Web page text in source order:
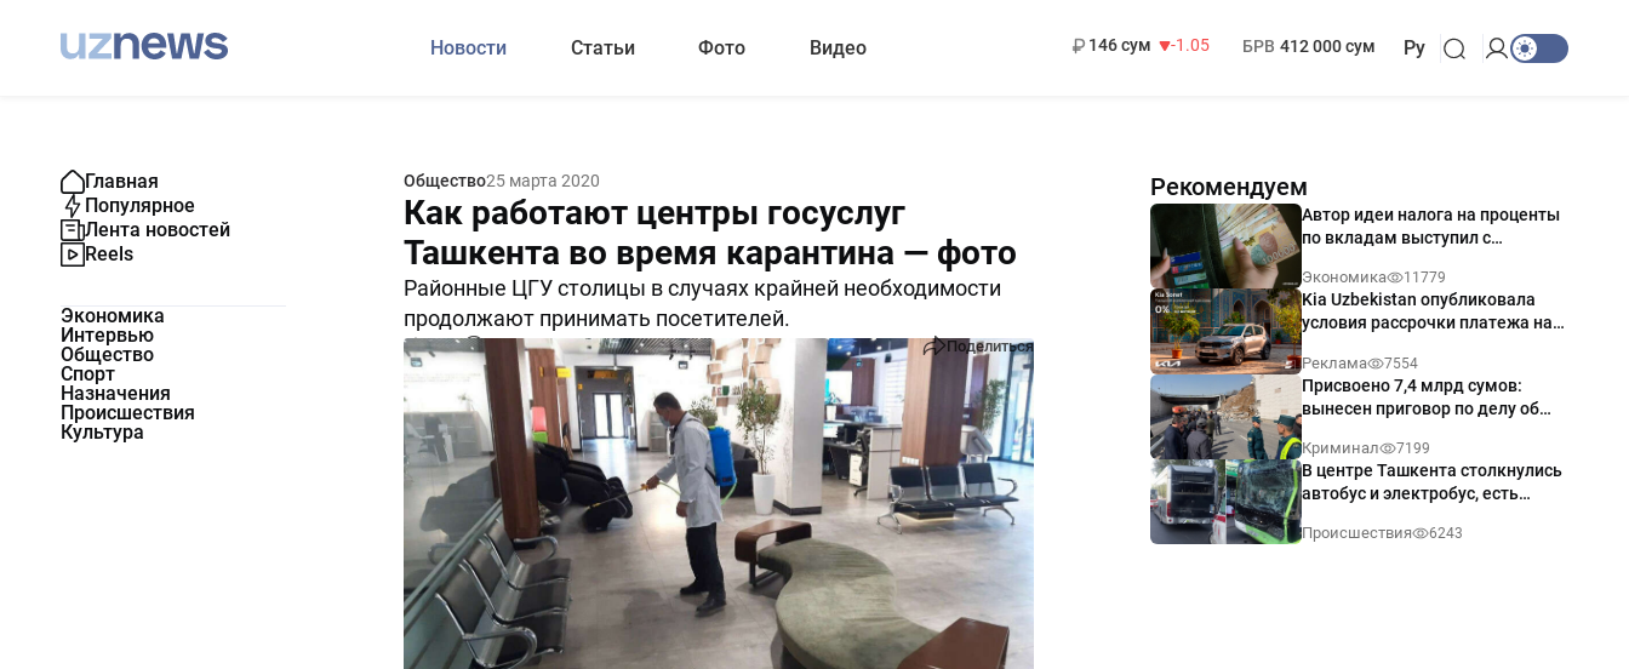
Новости Статьи Фото Видео
146 сум
-1.05
БРВ 412 000 сум Ру
Главная
Популярное
Лента новостей
Reels
Экономика
Интервью
Общество
Спорт
Назначения
Происшествия
Культура
Общество25 марта 2020
Как работают центры госуслуг
Ташкента во время карантина — фото
Районные ЦГУ столицы в случаях крайней необходимости
продолжают принимать посетителей.
7710 Поделиться
Рекомендуем
Автор идеи налога на проценты
по вкладам выступил с
Экономика 11779
Kia Uzbekistan опубликовала
условия рассрочки платежа на
годовых
Реклама 7554
Присвоено 7,4 млрд сумов:
вынесен приговор по делу об
Ташкенте
Криминал 7199
В центре Ташкента столкнулись
автобус и электробус, есть
Происшествия 6243